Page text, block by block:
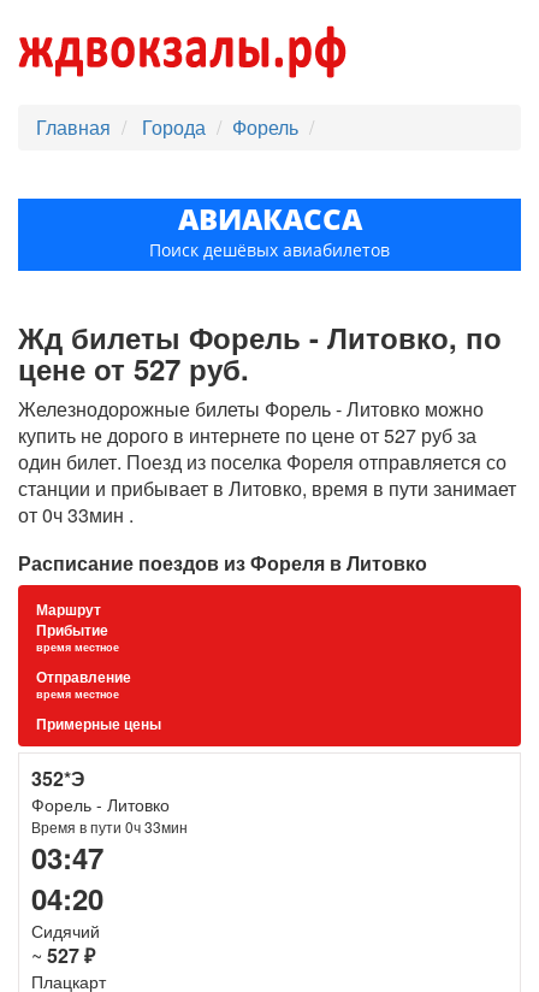
Главная Города Форель
АВИАКАССА
Поиск дешёвых авиабилетов
Жд билеты Форель - Литовко, по
цене от 527 руб.
Железнодорожные билеты Форель - Литовко можно
купить не дорого в интернете по цене от 527 руб за
один билет. Поезд из поселка Фореля отправляется со
станции и прибывает в Литовко, время в пути занимает
от 0ч 33мин .
Расписание поездов из Фореля в Литовко
Маршрут
Прибытие
время местное
Отправление
время местное
Примерные цены
352*Э
Форель - Литовко
Время в пути 0ч 33мин
03:47
04:20
Сидячий
~ 527 ₽
Плацкарт